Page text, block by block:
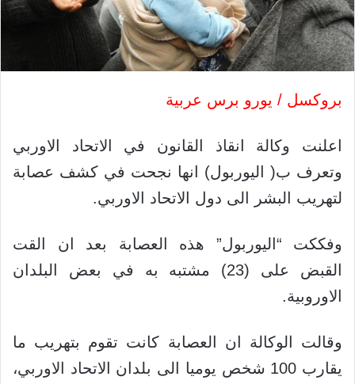
بروكسل / يورو برس عربية
اعلنت وكالة انقاذ القانون في الاتحاد الاوربي
وتعرف ب( اليوربول) انها نجحت في كشف عصابة
لتهريب البشر الى دول الاتحاد الاوربي.
وفككت “اليوربول” هذه العصابة بعد ان القت
القبض على (23) مشتبه به في بعض البلدان
الاوروبية.
وقالت الوكالة ان العصابة كانت تقوم بتهريب ما
يقارب 100 شخص يوميا الى بلدان الاتحاد الاوربي،